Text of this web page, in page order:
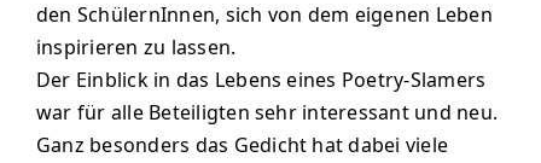
den SchülernInnen, sich von dem eigenen Leben
inspirieren zu lassen.
Der Einblick in das Lebens eines Poetry-Slamers
war für alle Beteiligten sehr interessant und neu.
Ganz besonders das Gedicht hat dabei viele